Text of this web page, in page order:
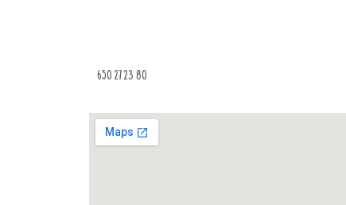
650 27 23 80